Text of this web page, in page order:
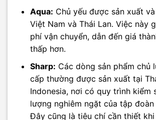
Aqua: Chủ yếu được sản xuất
Việt Nam và Thái Lan. Việc này
phí vận chuyển, dẫn đến giá
thấp hơn.
Sharp: Các dòng sản phẩm chủ
cấp thường được sản xuất tại
Indonesia, nơi có quy trình kiểm
lượng nghiêm ngặt của tập đoàn
Đây cũng là tiêu chí cần thiết khi